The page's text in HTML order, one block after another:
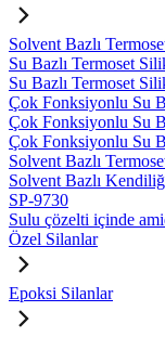
Solvent Bazlı
Su Bazlı Termoset
Su Bazlı Termoset
Çok Fonksiyonlu Su
Çok Fonksiyonlu Su
Çok Fonksiyonlu Su
Solvent Bazlı
Solvent Bazlı
SP-9730
Sulu çözelti içinde
Özel Silanlar
Epoksi Silanlar